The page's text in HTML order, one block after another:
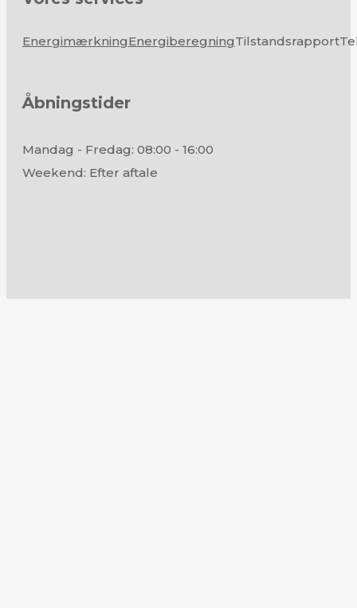
EnergimærkningEnergiberegningTilstandsrapport
Åbningstider
Mandag - Fredag: 08:00 - 16:00
Weekend: Efter aftale